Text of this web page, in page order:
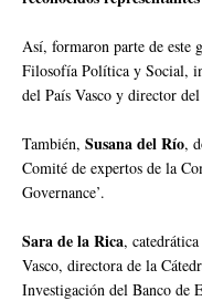
Así, formaron parte de este
Filosofía Política y Social,
del País Vasco y director
También, Susana del Río,
Comité de expertos de la
Governance’.
Sara de la Rica,
Vasco, directora de la
Investigación del Banco de